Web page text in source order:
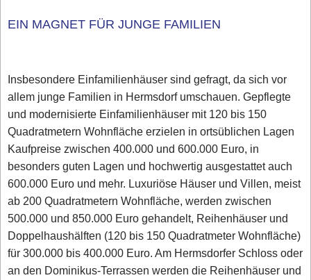
EIN MAGNET FÜR JUNGE FAMILIEN
Insbesondere Einfamilienhäuser sind gefragt, da sich vor
allem junge Familien in Hermsdorf umschauen. Gepflegte
und modernisierte Einfamilienhäuser mit 120 bis 150
Quadratmetern Wohnfläche erzielen in ortsüblichen Lagen
Kaufpreise zwischen 400.000 und 600.000 Euro, in
besonders guten Lagen und hochwertig ausgestattet auch
600.000 Euro und mehr. Luxuriöse Häuser und Villen, meist
ab 200 Quadratmetern Wohnfläche, werden zwischen
500.000 und 850.000 Euro gehandelt, Reihenhäuser und
Doppelhaushälften (120 bis 150 Quadratmeter Wohnfläche)
für 300.000 bis 400.000 Euro. Am Hermsdorfer Schloss oder
an den Dominikus-Terrassen werden die Reihenhäuser und